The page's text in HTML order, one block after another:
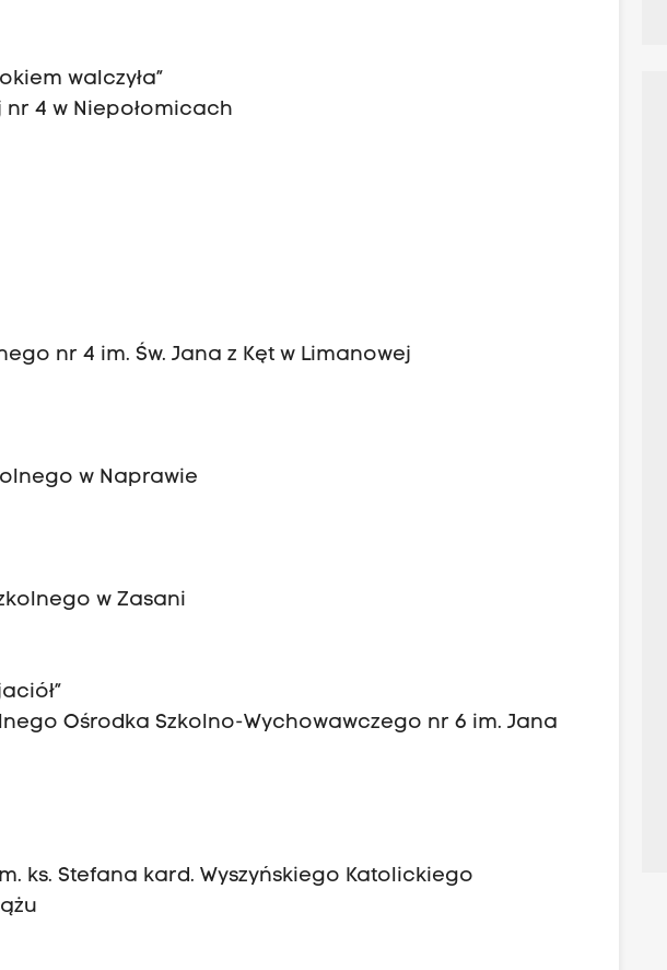
walczyła”
nr 4 w Niepołomicach
nr 4 im. Św. Jana z Kęt w Limanowej
w Naprawie
w Zasani
Ośrodka Szkolno-Wychowawczego nr 6 im. Jana
ks. Stefana kard. Wyszyńskiego Katolickiego